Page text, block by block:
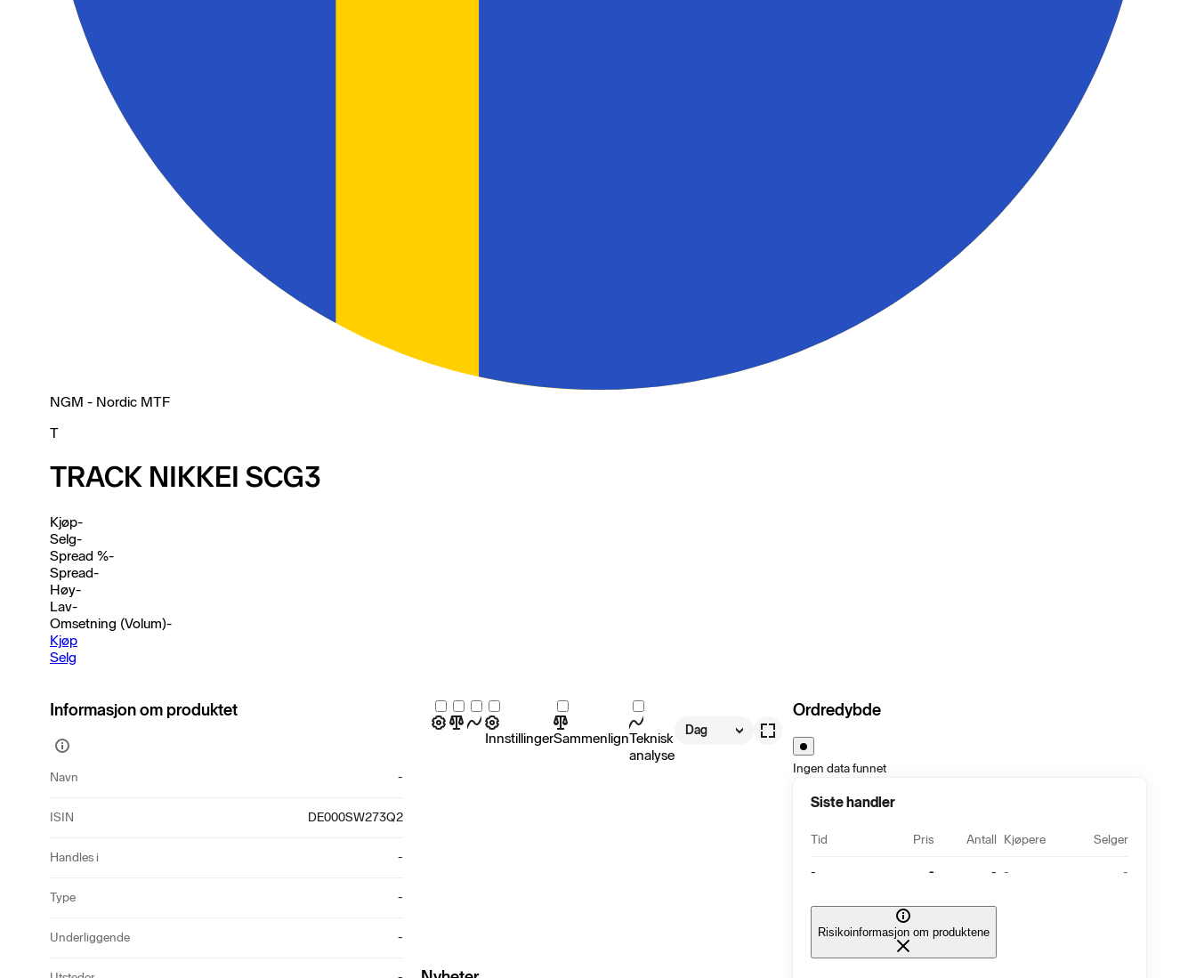
NGM - Nordic MTF
T
TRACK NIKKEI SCG3
Kjøp-
Selg-
Spread %-
Spread-
Høy-
Lav-
Omsetning (Volum)-
Kjøp
Selg
Informasjon om produktet
Vis
informasjon
Navn -
ISIN DE000SW273Q2
Handles i -
Type -
Underliggende -
InnstillingerSammenlignTeknisk
analyse
Dag
Ordredybde
Ingen data funnet
Siste handler
Tid Pris Antall Kjøpere Selger
- - - - -
Risikoinformasjon om produktene